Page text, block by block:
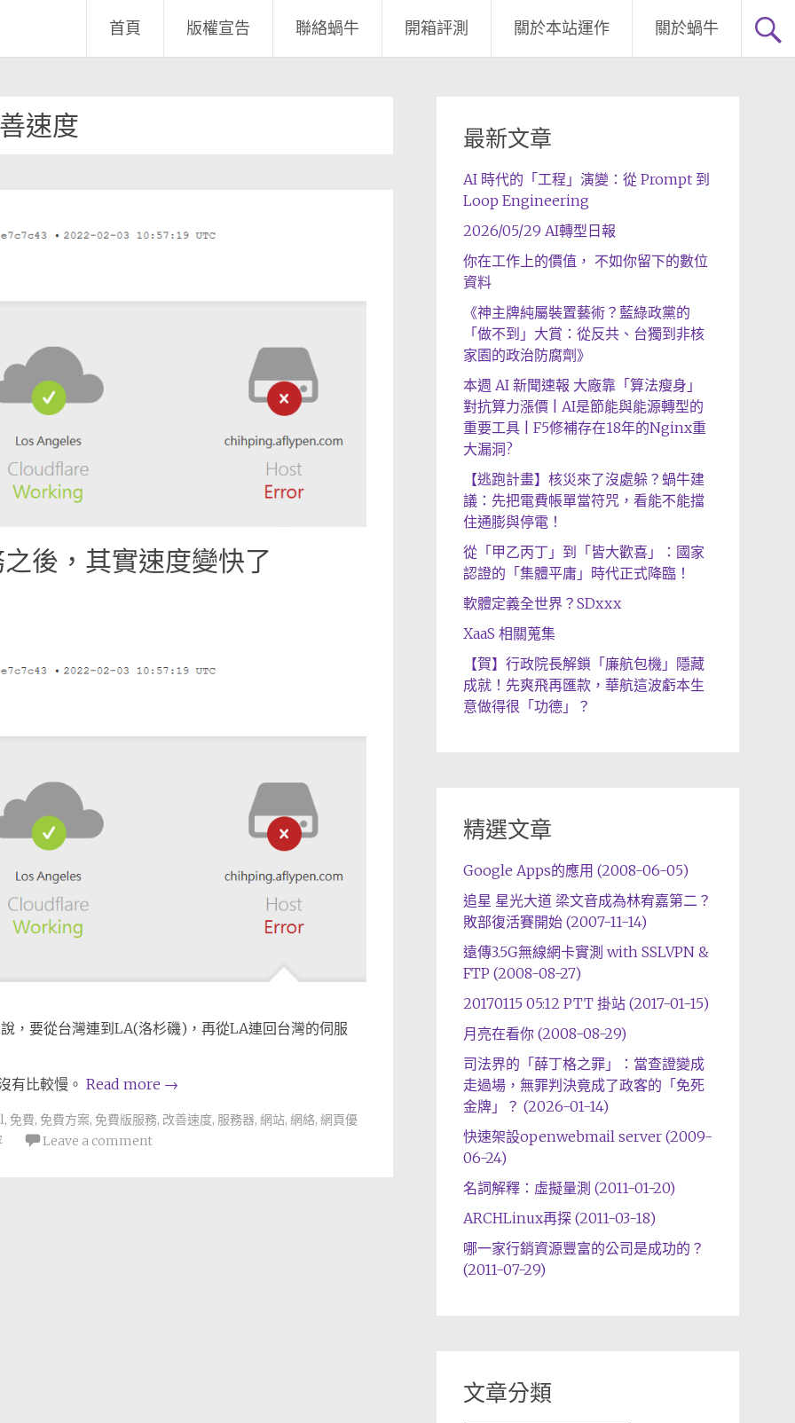
首頁 版權宣告 聯絡蝸牛 開箱評測 關於本站運作 關於蝸牛
速度
後，其實速度變快了
，要從台灣連到LA(洛杉磯)，再從LA連回台灣的伺服
有比較慢。 Read more →
, 免費, 免費方案, 免費版服務, 改善速度, 服務器, 網站, 網絡, 網頁優
Leave a comment
最新文章
AI 時代的「工程」演變：從 Prompt 到
Loop Engineering
2026/05/29 AI轉型日報
你在工作上的價值， 不如你留下的數位
資料
《神主牌純屬裝置藝術？藍綠政黨的
「做不到」大賞：從反共、台獨到非核
家園的政治防腐劑》
本週 AI 新聞速報 大廠靠「算法瘦身」
對抗算力漲價 | AI是節能與能源轉型的
重要工具 | F5修補存在18年的Nginx重
大漏洞?
【逃跑計畫】核災來了沒處躲？蝸牛建
議：先把電費帳單當符咒，看能不能擋
住通膨與停電！
從「甲乙丙丁」到「皆大歡喜」：國家
認證的「集體平庸」時代正式降臨！
軟體定義全世界？SDxxx
XaaS 相關蒐集
【賀】行政院長解鎖「廉航包機」隱藏
成就！先爽飛再匯款，華航這波虧本生
意做得很「功德」？
精選文章
Google Apps的應用 (2008-06-05)
追星 星光大道 梁文音成為林宥嘉第二？
敗部復活賽開始 (2007-11-14)
遠傳3.5G無線網卡實測 with SSLVPN &
FTP (2008-08-27)
20170115 05:12 PTT 掛站 (2017-01-15)
月亮在看你 (2008-08-29)
司法界的「薛丁格之罪」：當查證變成
走過場，無罪判決竟成了政客的「免死
金牌」？ (2026-01-14)
快速架設openwebmail server (2009-
06-24)
名詞解釋：虛擬量測 (2011-01-20)
ARCHLinux再探 (2011-03-18)
哪一家行銷資源豐富的公司是成功的？
(2011-07-29)
文章分類